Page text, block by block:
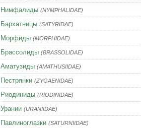
Нимфалиды (NYMPHALIDAE)
Бархатницы (SATYRIDAE)
Морфиды (MORPHIDAE)
Брассолиды (BRASSOLIDAE)
Аматузиды (AMATHUSIIDAE)
Пестрянки (ZYGAENIDAE)
Риодиниды (RIODINIDAE)
Урании (URANIIDAE)
Павлиноглазки (SATURNIIDAE)